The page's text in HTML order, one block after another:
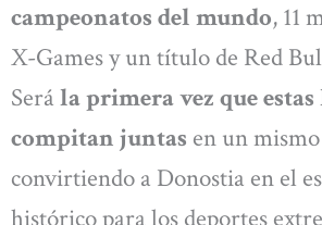
campeonatos del mundo, 11
X-Games y un título de Red
Será la primera vez que estas
compitan juntas en un
convirtiendo a Donostia en el